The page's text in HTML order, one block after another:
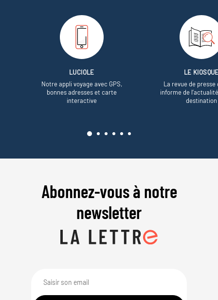
LUCIOLE
Notre appli voyage avec GPS,
bonnes adresses et carte
interactive
LE
La revue de presse
informe de
destination
Abonnez-vous à notre
newsletter